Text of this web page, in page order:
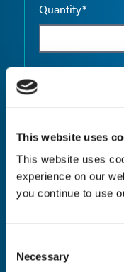
This website uses
This website uses
experience on our
you continue to use
Selection
Necessary
Quantity*
Quantity*
Product Name*